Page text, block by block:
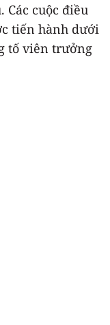
cuộc điều
tiến hành dưới
tố viên trưởng